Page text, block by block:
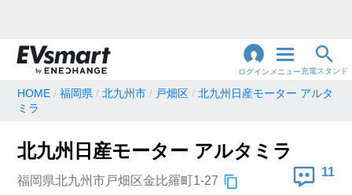
ログイン メニュー充電スタンド
HOME 福岡県 北九州市 戸畑区
北九州日産モーター アルタ
ミラ
北九州日産モーター アルタミラ
福岡県北九州市戸畑区金比羅町1-27
11